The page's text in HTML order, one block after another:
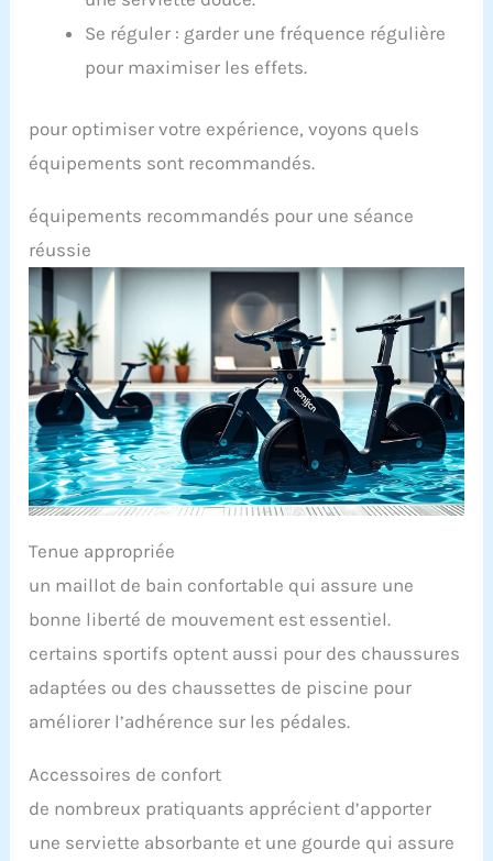
Se réguler : garder une fréquence régulière
pour maximiser les effets.
pour optimiser votre expérience, voyons quels
équipements sont recommandés.
équipements recommandés pour une séance
réussie
Tenue appropriée
un maillot de bain confortable qui assure une
bonne liberté de mouvement est essentiel.
certains sportifs optent aussi pour des chaussures
adaptées ou des chaussettes de piscine pour
améliorer l’adhérence sur les pédales.
Accessoires de confort
de nombreux pratiquants apprécient d’apporter
une serviette absorbante et une gourde qui assure